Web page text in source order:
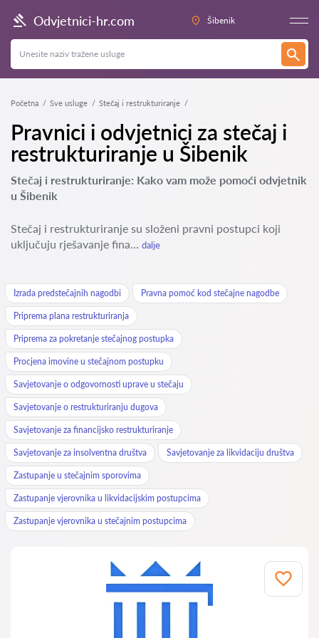
Odvjetnici-hr.com Šibenik
Početna Sve usluge Stečaj i restrukturiranje
Pravnici i odvjetnici za stečaj i
restrukturiranje u Šibenik
Stečaj i restrukturiranje: Kako vam može pomoći odvjetnik
u Šibenik
Stečaj i restrukturiranje su složeni pravni postupci koji
uključuju rješavanje fina... dalje
Izrada predstečajnih nagodbi Pravna pomoć kod stečajne nagodbe
Priprema plana restrukturiranja
Priprema za pokretanje stečajnog postupka
Procjena imovine u stečajnom postupku
Savjetovanje o odgovornosti uprave u stečaju
Savjetovanje o restrukturiranju dugova
Savjetovanje za financijsko restrukturiranje
Savjetovanje za insolventna društva Savjetovanje za likvidaciju društva
Zastupanje u stečajnim sporovima
Zastupanje vjerovnika u likvidacijskim postupcima
Zastupanje vjerovnika u stečajnim postupcima